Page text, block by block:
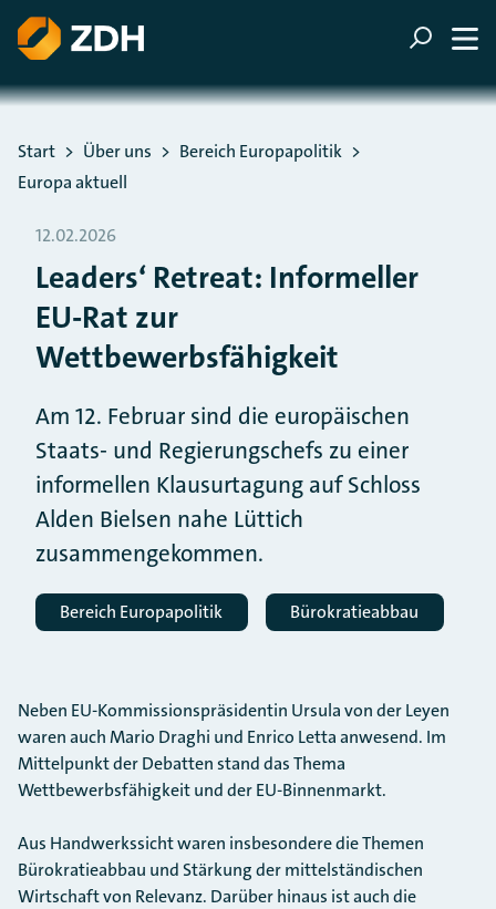
ZUM HAUPTINHALT SPRINGEN
ZUR SUCHE SPRINGEN
Sie befinden sich hier:
Start Über uns
Bereich Europapolitik
Europa aktuell
12.02.2026
Leaders‘ Retreat: Informeller
EU-Rat zur
Wettbewerbsfähigkeit
Am 12. Februar sind die europäischen
Staats- und Regierungschefs zu einer
informellen Klausurtagung auf Schloss
Alden Bielsen nahe Lüttich
zusammengekommen.
Bereich Europapolitik Bürokratieabbau
Neben EU-Kommissionspräsidentin Ursula von der Leyen
waren auch Mario Draghi und Enrico Letta anwesend. Im
Mittelpunkt der Debatten stand das Thema
Wettbewerbsfähigkeit und der EU-Binnenmarkt.
Aus Handwerkssicht waren insbesondere die Themen
Bürokratieabbau und Stärkung der mittelständischen
Wirtschaft von Relevanz. Darüber hinaus ist auch die